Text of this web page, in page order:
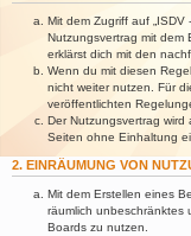
Mit dem Zugriff auf „ISDV
Nutzungsvertrag mit dem
erklärst dich mit den
Wenn du mit diesen
nicht weiter nutzen. Für
veröffentlichten
Der Nutzungsvertrag
Seiten ohne Einhaltung
2. EINRÄUMUNG VON
Mit dem Erstellen eines
räumlich unbeschränktes
Boards zu nutzen.